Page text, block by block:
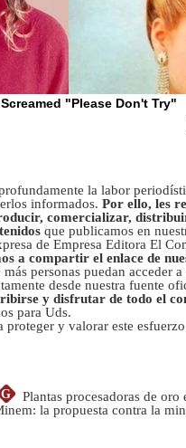
la labor
informados. Por ello, les
comercializar,
que publicamos en
de Empresa Editora El
a compartir el enlace de
más personas puedan acceder
desde nuestra fuente
y disfrutar de todo el
para Uds.
proteger y valorar este
G
Plantas procesadoras de oro
la propuesta contra la